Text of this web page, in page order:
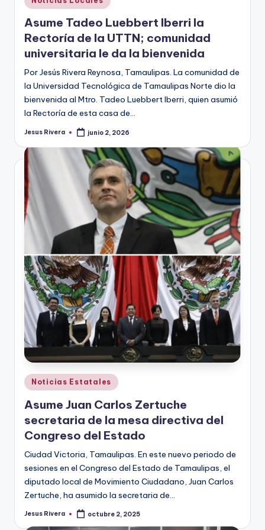
en
Asume Tadeo Luebbert Iberri la
Rectoría de la UTTN; comunidad
universitaria le da la bienvenida
Por Jesús Rivera Reynosa, Tamaulipas. La comunidad de
la Universidad Tecnológica de Tamaulipas Norte dio la
bienvenida al Mtro. Tadeo Luebbert Iberri, quien asumió
la Rectoría de esta casa de…
Publicado
Jesus Rivera junio 2, 2026
Publicado
en
Noticias Estatales
Asume Juan Carlos Zertuche
secretaria de la mesa directiva del
Congreso del Estado
Ciudad Victoria, Tamaulipas. En este nuevo periodo de
sesiones en el Congreso del Estado de Tamaulipas, el
diputado local de Movimiento Ciudadano, Juan Carlos
Zertuche, ha asumido la secretaria de…
Publicado
Jesus Rivera octubre 2, 2025